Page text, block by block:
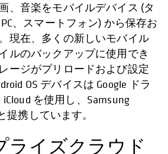
、音楽をモバイルデバイス (タ
、スマートフォン) から保存お
現在、多くの新しいモバイル
ルのバックアップに使用でき
ージがプリロードおよび設定
OS デバイスは Google ドラ
iCloud を使用し、Samsung
提携しています。
ライズクラウド